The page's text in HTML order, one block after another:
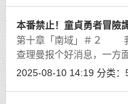
本番禁止！童貞勇者冒險
第十章「南域」＃２ 我
查理曼报个好消息，一方
这变态大叔復国后懒叫又
2025-08-10 14:19 分类：